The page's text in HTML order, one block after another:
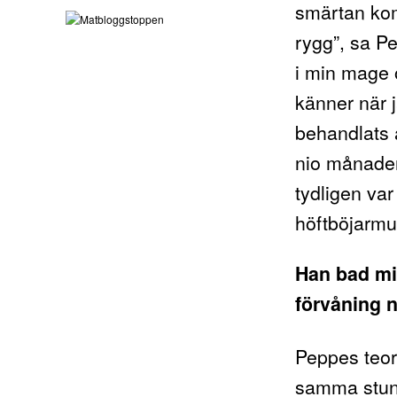
smärtan
rygg”, sa
i min mage
känner när
behandlats
nio
tydligen
Han bad
förvåning
Peppes
samma